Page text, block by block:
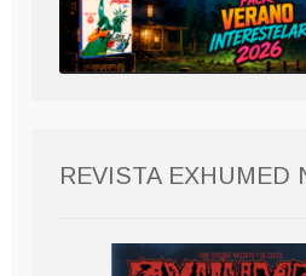
REVISTA EXHUMED